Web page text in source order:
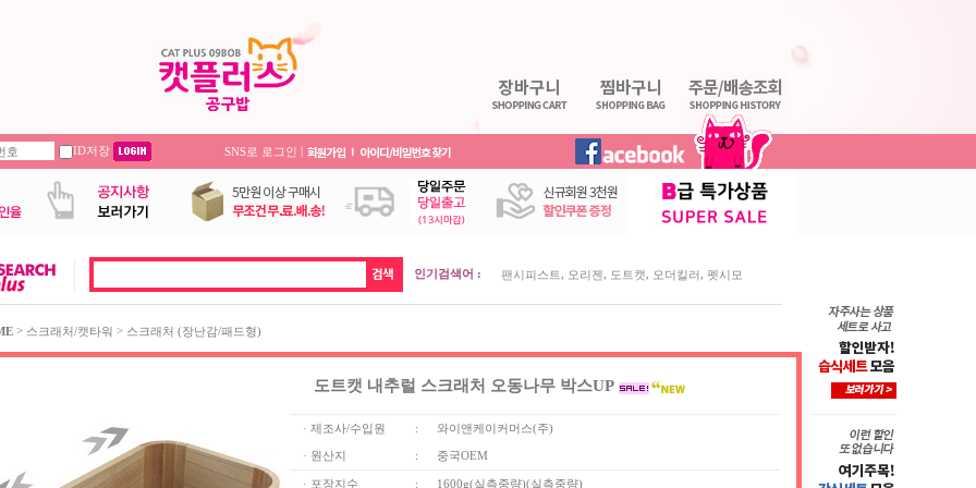
ID저장 SNS로 로그인 |
인기검색어 : 팬시피스트 오리젠 도트캣 오더킬러 펫시모
> 스크래처/캣타워 > 스크래처 (장난감/패드형)
도트캣 내추럴 스크래처 오동나무 박스UP
· 제조사/수입원 : 와이앤케이커머스(주)
· 원산지 : 중국OEM
· 포장지수 : 1600g(실측중량)(실측중량)